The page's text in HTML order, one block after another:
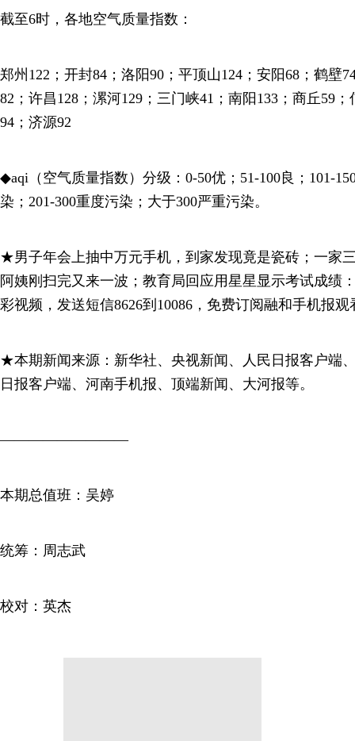
截至6时，各地空气质量指数：
郑州122；开封84；洛阳90；平顶山124；安阳68；鹤壁
82；许昌128；漯河129；三门峡41；南阳133；商丘59
94；济源92
◆aqi（空气质量指数）分级：0-50优；51-100良；101-
染；201-300重度污染；大于300严重污染。
★男子年会上抽中万元手机，到家发现竟是瓷砖；一家
阿姨刚扫完又来一波；教育局回应用星星显示考试成
彩视频，发送短信8626到10086，免费订阅融和手机报观
★本期新闻来源：新华社、央视新闻、人民日报客户端
日报客户端、河南手机报、顶端新闻、大河报等。
—————————
本期总值班：吴婷
统筹：周志武
校对：英杰